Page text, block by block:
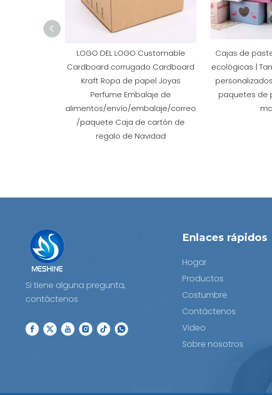
LOGO DEL LOGO Customable
Cardboard corrugado Cardboard
Kraft Ropa de papel Joyas
Perfume Embalaje de
alimentos/envío/embalaje/correo
/paquete Caja de cartón de
regalo de Navidad
Cajas de
ecológicas |
paquetes de
Si tiene alguna pregunta,
contáctenos
Enlaces rápidos
Hogar
Productos
Costumbre
Contáctenos
Video
Sobre nosotros